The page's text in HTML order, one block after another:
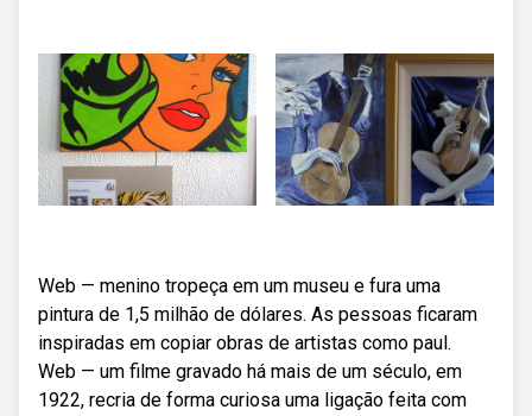
Web — menino tropeça em um museu e fura uma
pintura de 1,5 milhão de dólares. As pessoas ficaram
inspiradas em copiar obras de artistas como paul.
Web — um filme gravado há mais de um século, em
1922, recria de forma curiosa uma ligação feita com